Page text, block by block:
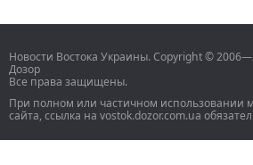
Новости Востока Украины. Copyright ©
Дозор
Все права защищены.
При полном или частичном использовании
сайта, ссылка на vostok.dozor.com.ua